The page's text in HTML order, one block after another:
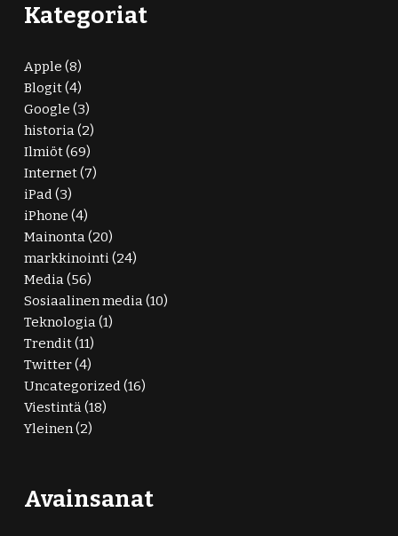
Kategoriat
Apple (8)
Blogit(4)
Google (3)
historia(2)
Ilmiöt(69)
Internet(7)
iPad(3)
iPhone (4)
Mainonta(20)
markkinointi(24)
Media(56)
Sosiaalinen media(10)
Teknologia(1)
Trendit(11)
Twitter(4)
Uncategorized(16)
Viestintä(18)
Yleinen(2)
Avainsanat